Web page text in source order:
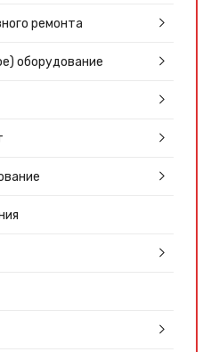
ремонта
оборудование